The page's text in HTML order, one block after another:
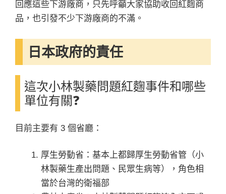
回應這些下游廠商，只先呼籲大家協助收回紅麴商
品，也引發不少下游廠商的不滿。
日本政府的責任
這次小林製藥問題紅麴事件和哪些
單位有關❓
目前主要有 3 個省廳：
厚生勞動省：基本上都歸厚生勞動省管（小
林製藥生產出問題、民眾生病等），角色相
當於台灣的衛福部